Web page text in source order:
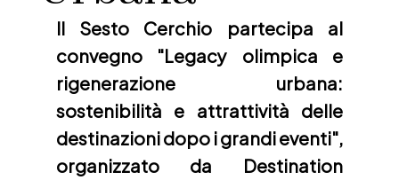
Il Sesto Cerchio partecipa al
convegno "Legacy olimpica e
rigenerazione urbana:
sostenibilità e attrattività delle
destinazioni dopo i grandi eventi",
organizzato da Destination